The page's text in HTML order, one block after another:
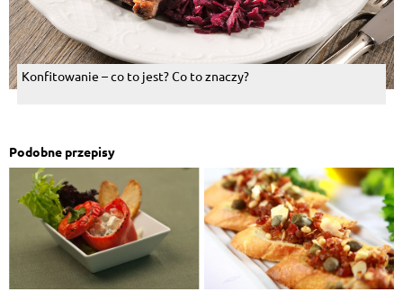
Konfitowanie – co to jest? Co to znaczy?
Podobne przepisy